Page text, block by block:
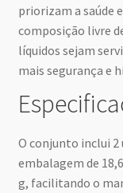
priorizam a saúde
composição livre
líquidos sejam
mais segurança e
O conjunto inclui 2
embalagem de
g, facilitando o